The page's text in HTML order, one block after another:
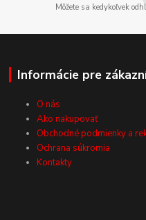
Môžete sa kedykoľvek
Informácie pre
O nás
Ako nakupovať
Obchodné podmienky a
Ochrana súkromia
Kontakty